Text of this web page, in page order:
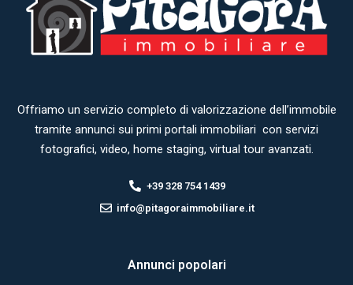
Offriamo un servizio completo di valorizzazione dell’immobile
tramite annunci sui primi portali immobiliari con servizi
fotografici, video, home staging, virtual tour avanzati.
+39 328 754 1439
info@pitagoraimmobiliare.it
Annunci popolari